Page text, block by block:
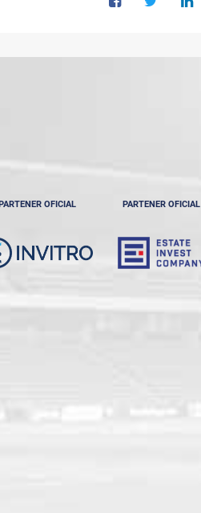
OFICIAL PARTENER OFICIAL